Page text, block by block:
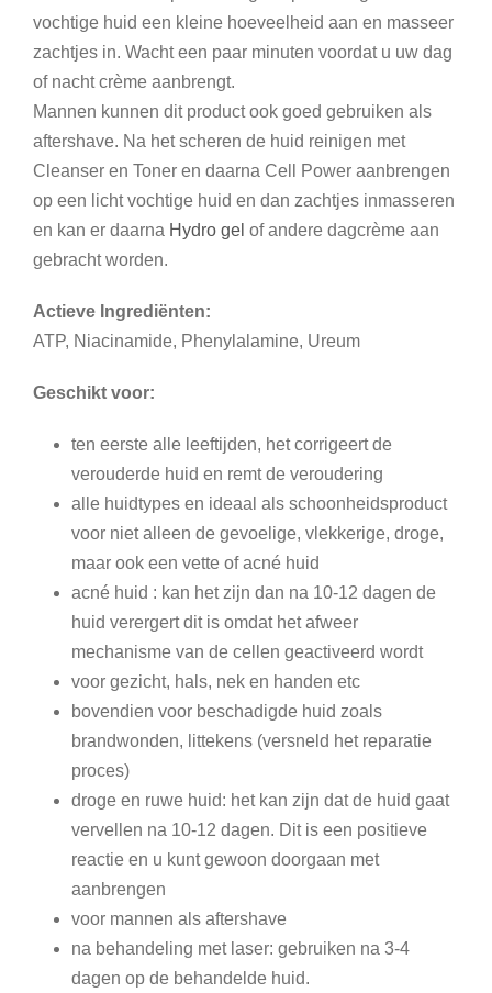
vochtige huid een kleine hoeveelheid aan en masseer
zachtjes in. Wacht een paar minuten voordat u uw dag
of nacht crème aanbrengt.
Mannen kunnen dit product ook goed gebruiken als
aftershave. Na het scheren de huid reinigen met
Cleanser en Toner en daarna Cell Power aanbrengen
op een licht vochtige huid en dan zachtjes inmasseren
en kan er daarna Hydro gel of andere dagcrème aan
gebracht worden.
Actieve Ingrediënten:
ATP, Niacinamide, Phenylalamine, Ureum
Geschikt voor:
ten eerste alle leeftijden, het corrigeert de
verouderde huid en remt de veroudering
alle huidtypes en ideaal als schoonheidsproduct
voor niet alleen de gevoelige, vlekkerige, droge,
maar ook een vette of acné huid
acné huid : kan het zijn dan na 10-12 dagen de
huid verergert dit is omdat het afweer
mechanisme van de cellen geactiveerd wordt
voor gezicht, hals, nek en handen etc
bovendien voor beschadigde huid zoals
brandwonden, littekens (versneld het reparatie
proces)
droge en ruwe huid: het kan zijn dat de huid gaat
vervellen na 10-12 dagen. Dit is een positieve
reactie en u kunt gewoon doorgaan met
aanbrengen
voor mannen als aftershave
na behandeling met laser: gebruiken na 3-4
dagen op de behandelde huid.